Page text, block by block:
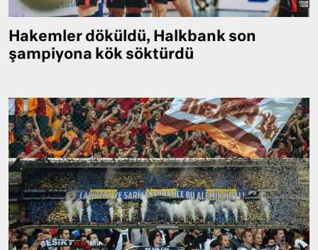
Hakemler döküldü, Halkbank son
şampiyona kök söktürdü